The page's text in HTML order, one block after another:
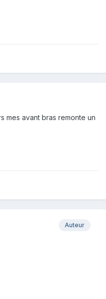
mes avant bras remonte un
Auteur